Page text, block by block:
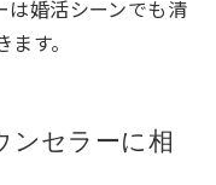
は婚活シーンでも清
す。
ンセラーに相